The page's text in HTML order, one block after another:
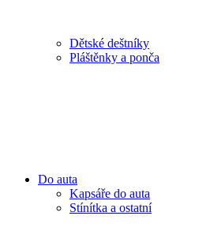
Dětské deštníky
Pláštěnky a ponča
Do auta
Kapsáře do auta
Stínítka a ostatní